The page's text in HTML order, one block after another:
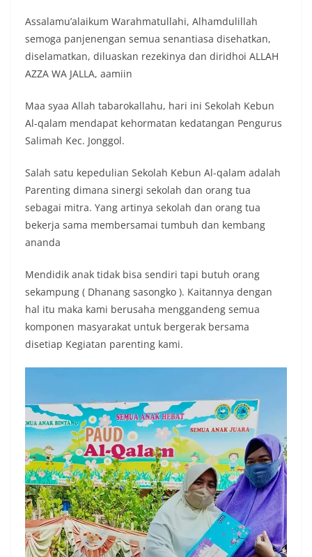
Assalamu’alaikum Warahmatullahi, Alhamdulillah
semoga panjenengan semua senantiasa disehatkan,
diselamatkan, diluaskan rezekinya dan diridhoi ALLAH
AZZA WA JALLA, aamiin
Maa syaa Allah tabarokallahu, hari ini Sekolah Kebun
Al-qalam mendapat kehormatan kedatangan Pengurus
Salimah Kec. Jonggol.
Salah satu kepedulian Sekolah Kebun Al-qalam adalah
Parenting dimana sinergi sekolah dan orang tua
sebagai mitra. Yang artinya sekolah dan orang tua
bekerja sama membersamai tumbuh dan kembang
ananda
Mendidik anak tidak bisa sendiri tapi butuh orang
sekampung ( Dhanang sasongko ). Kaitannya dengan
hal itu maka kami berusaha menggandeng semua
komponen masyarakat untuk bergerak bersama
disetiap Kegiatan parenting kami.